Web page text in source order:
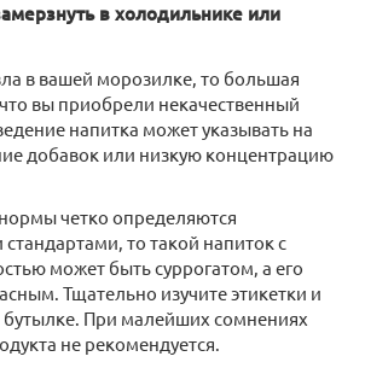
в холодильнике или
в вашей морозилке, то большая
вы приобрели некачественный
напитка может указывать на
добавок или низкую концентрацию
четко определяются
то такой напиток с
может быть суррогатом, а его
Тщательно изучите этикетки и
бутылке. При малейших сомнениях
не рекомендуется.